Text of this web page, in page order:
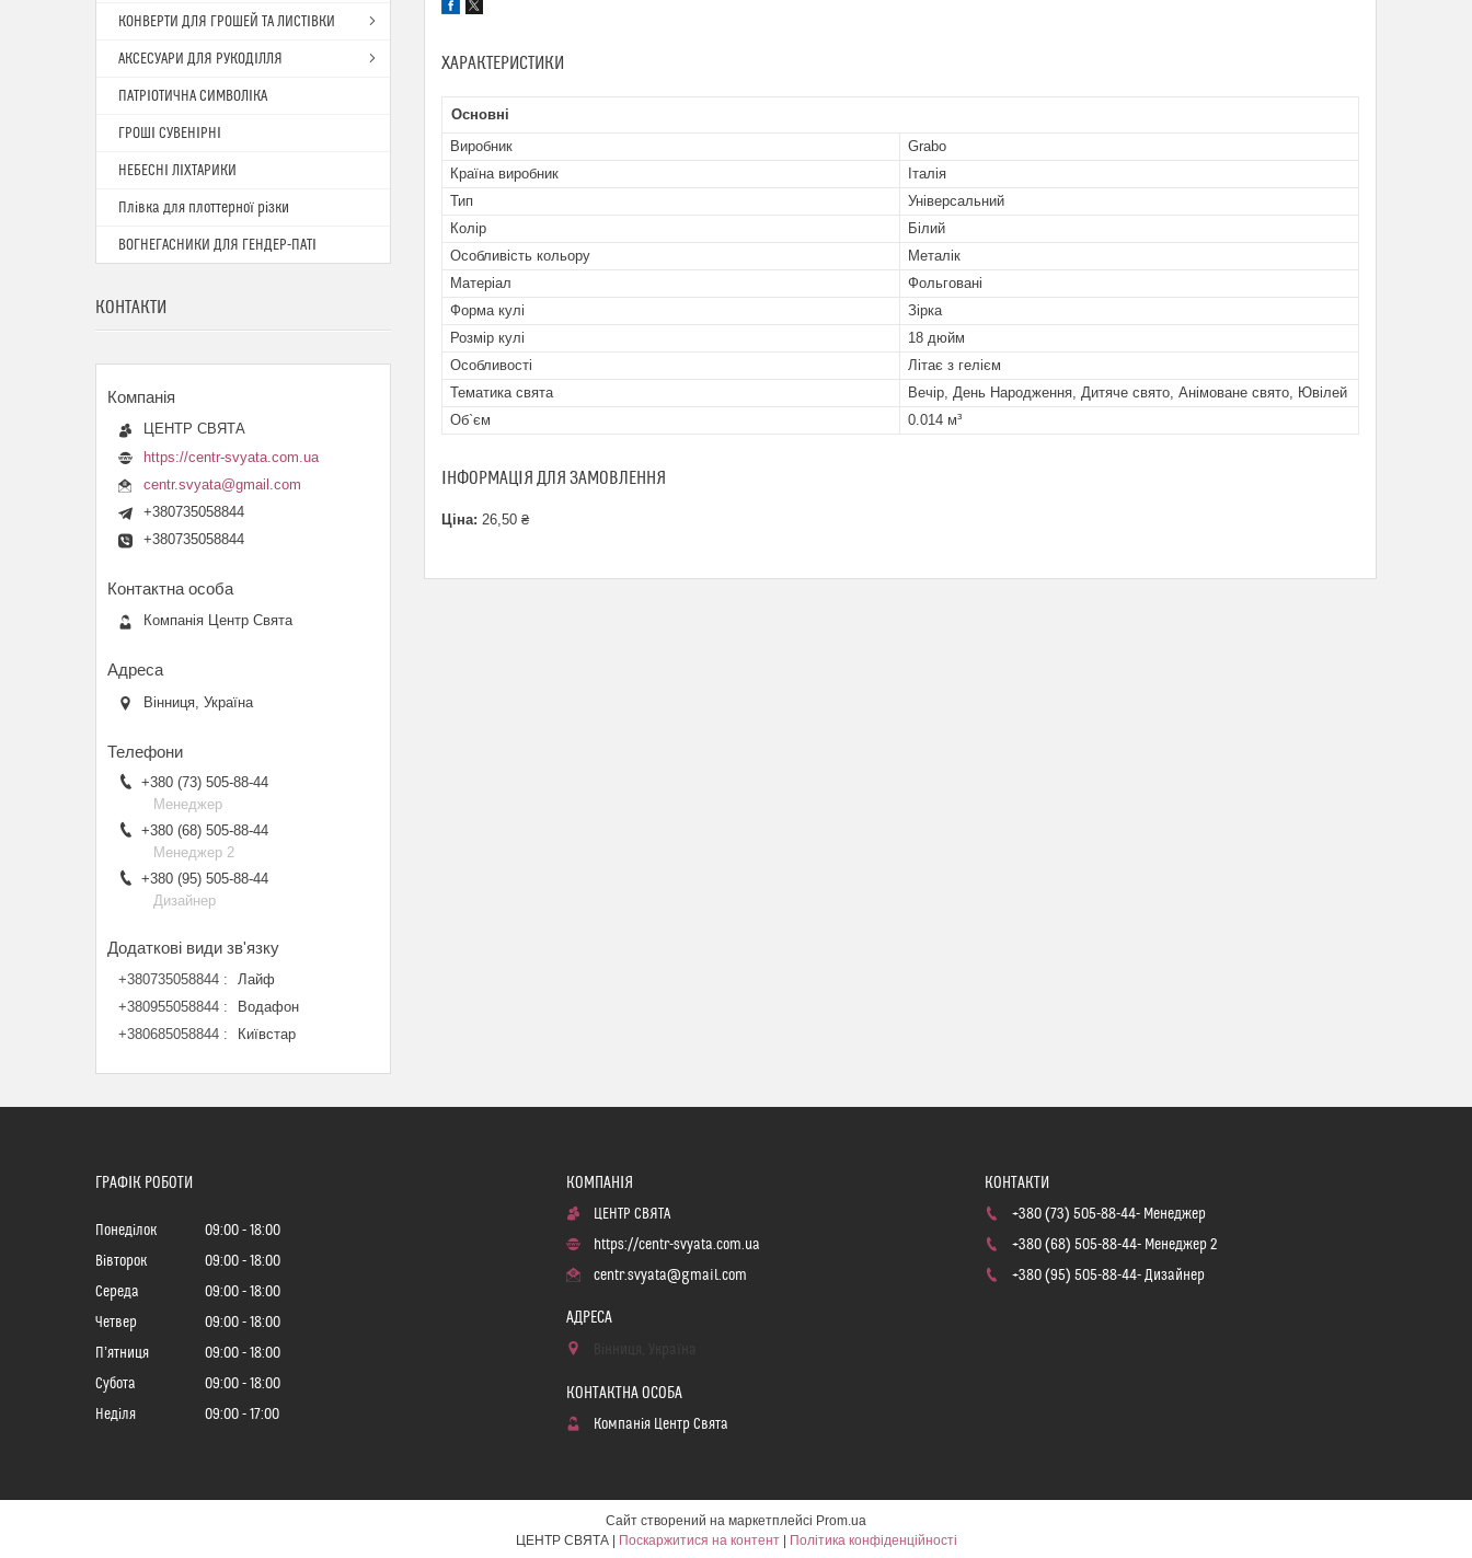
ХАРАКТЕРИСТИКИ
Основні
Виробник
Grabo
Країна виробник
Італія
Тип
Універсальний
Колір
Білий
Особливість кольору
Металік
Матеріал
Фольговані
Форма кулі
Зірка
Розмір кулі
18 дюйм
Особливості
Літає з гелієм
Тематика свята
Вечір, День Народження, Дитяче свято, Анімоване свято, Ювілей
Об`єм
0.014 м³
ІНФОРМАЦІЯ ДЛЯ ЗАМОВЛЕННЯ
Ціна: 26,50 ₴
КОНВЕРТИ ДЛЯ ГРОШЕЙ ТА ЛИСТІВКИ
АКСЕСУАРИ ДЛЯ РУКОДІЛЛЯ
ПАТРІОТИЧНА СИМВОЛІКА
ГРОШІ СУВЕНІРНІ
НЕБЕСНІ ЛІХТАРИКИ
Плівка для плоттерної різки
ВОГНЕГАСНИКИ ДЛЯ ГЕНДЕР-ПАТІ
КОНТАКТИ
ЦЕНТР СВЯТА
https://centr-svyata.com.ua
centr.svyata@gmail.com
+380735058844
+380735058844
Компанія Центр Свята
Вінниця, Україна
+380 (73) 505-88-44
Менеджер
+380 (68) 505-88-44
Менеджер 2
+380 (95) 505-88-44
Дизайнер
+380735058844
Лайф
+380955058844
Водафон
+380685058844
Київстар
ГРАФІК РОБОТИ
Понеділок 09:00
18:00
Вівторок
09:00
18:00
Середа
09:00
18:00
Четвер
09:00
18:00
Пʼятниця
09:00
18:00
Субота
09:00
18:00
Неділя
09:00 17:00
ЦЕНТР СВЯТА
https://centr-svyata.com.ua
centr.svyata@gmail.com
Компанія Центр Свята
+380 (73) 505-88-44 Менеджер
+380 (68) 505-88-44 Менеджер 2
+380 (95) 505-88-44 Дизайнер
Сайт створений на маркетплейсі Prom.ua
ЦЕНТР СВЯТА | Поскаржитися на контент | Політика конфіденційності